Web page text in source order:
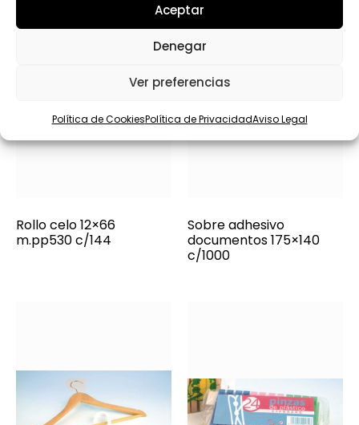
Aceptar
Denegar
Ver preferencias
Política de CookiesPolítica de PrivacidadAviso Legal
Rollo celo 12×66
m.pp530 c/144
Sobre adhesivo
documentos 175×140
c/1000